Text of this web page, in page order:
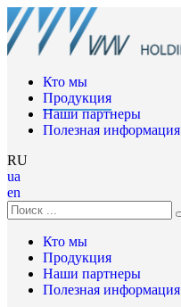
Кто мы
Продукция
Наши партнеры
Полезная информация
RU
ua
en
Кто мы
Продукция
Наши партнеры
Полезная информация